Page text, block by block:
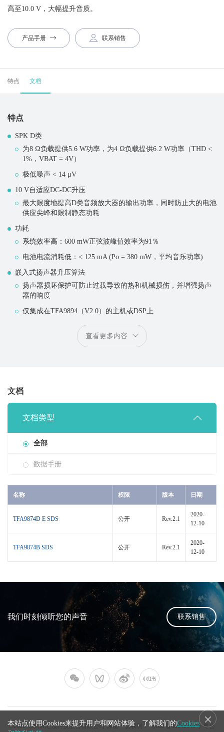
高至10.0 V，大幅提升音质。
产品手册 联系销售
特点 文档
特点
SPK D类
为8 Ω负载提供5.6 W功率，为4 Ω负载提供6.2 W功率（THD <
1%，VBAT = 4V）
极低噪声 < 14 μV
10 V自适应DC-DC升压
最大限度地提高D类音频放大器的输出功率，同时防止大的电池
供应尖峰和限制静态功耗
功耗
系统效率高：600 mW正弦波峰值效率为91％
电池电流消耗低：< 125 mA (Po = 380 mW，平均音乐功率)
嵌入式扬声器升压算法
扬声器损坏保护可防止过载导致的热和机械损伤，并增强扬声
器的响度
仅集成在TFA9894（V2.0）的主机或DSP上
查看更多内容
文档
文档类型
全部
数据手册
名称 权限 版本 日期
TFA9874D E SDS 公开 Rev.2.1
2020-
12-10
TFA9874B SDS 公开 Rev.2.1
2020-
12-10
我们时刻倾听您的声音 联系销售
©2026 深圳市汇顶科技股份有限公司 保留一切权利．粤ICP备16042140号 粤公
本站点使用Cookies来提升用户和网站体验，了解我们的Cookies